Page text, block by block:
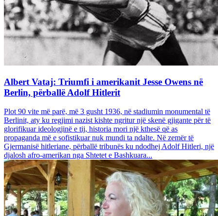
Albert Vataj: Triumfi i amerikanit Jesse Owens në
Berlin, përballë Adolf Hitlerit
Plot 90 vite më parë, më 3 gusht 1936, në stadiumin monumental të
Berlinit, aty ku regjimi nazist kishte ngritur një skenë gjigante për të
glorifikuar ideologjinë e tij, historia mori një kthesë që as
propaganda më e sofistikuar nuk mundi ta ndalte. Në zemër të
Gjermanisë hitleriane, përballë tribunës ku ndodhej Adolf Hitleri, një
djalosh afro-amerikan nga Shtetet e Bashkuara...